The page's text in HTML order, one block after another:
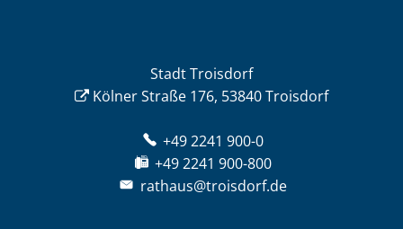
Stadt Troisdorf
Kölner Straße 176, 53840 Troisdorf
+49 2241 900-0
+49 2241 900-800
rathaus@troisdorf.de